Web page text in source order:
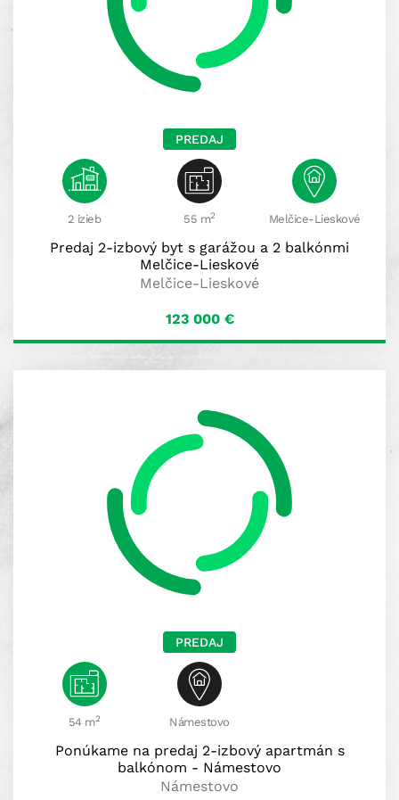
PREDAJ
2 izieb 55 m2 Melčice-Lieskové
Predaj 2-izbový byt s garážou a 2 balkónmi
Melčice-Lieskové
Melčice-Lieskové
123 000 €
PREDAJ
54 m2 Námestovo
Ponúkame na predaj 2-izbový apartmán s
balkónom - Námestovo
Námestovo